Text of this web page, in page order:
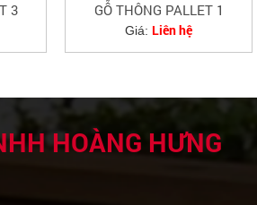
3 GỖ THÔNG PALLET 1
Giá: Liên hệ
HOÀNG HƯNG